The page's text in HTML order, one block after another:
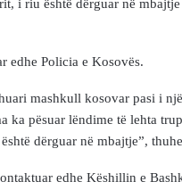
i riu është dërguar në
edhe Policia e Kosovës.
mashkull kosovar pasi i
ka pësuar lëndime të lehta
dërguar në mbajtje”,
edhe Këshillin e